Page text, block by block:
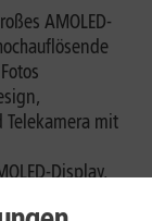
AMOLED-
Telekamera mit
Display,
per